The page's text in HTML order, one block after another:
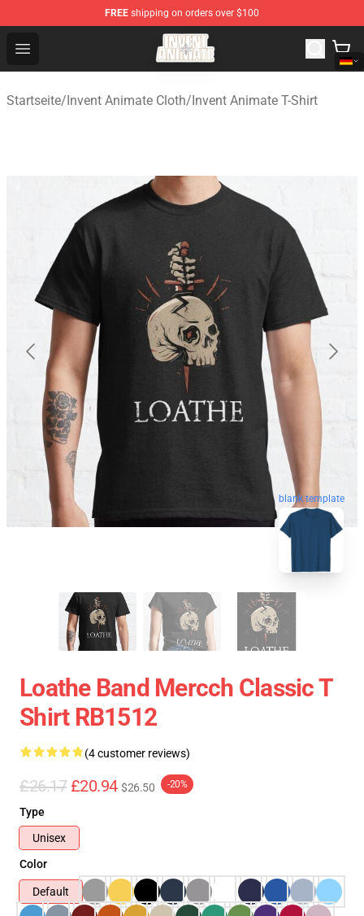
FREE shipping on orders over $100
Open menu
Invent Animate Shop - Official Invent Animate
Startseite/Invent Animate Cloth/Invent Animate T-Shirt
blank template
Loathe Band Mercch Classic T
Shirt RB1512
(4 customer reviews)
£26.17 £20.94 $26.50 -20%
Type
Unisex
Color
Default